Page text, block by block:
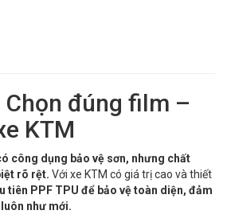
Chọn đúng film –
KTM
công dụng bảo vệ sơn, nhưng chất
rõ rệt. Với xe KTM có giá trị cao và thiết
tiên PPF TPU để bảo vệ toàn diện, đảm
như mới.